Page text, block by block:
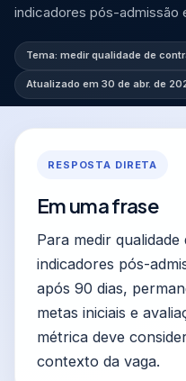
indicadores pós-
Tema: medir qualidade de
Atualizado em 30 de abr. de
RESPOSTA DIRETA
Em uma frase
Para medir
indicadores pós-
após 90 dias,
metas iniciais e
métrica deve
contexto da vaga.